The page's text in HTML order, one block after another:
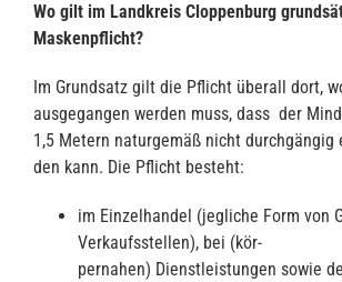
Wo gilt im Landkreis Cloppenburg
Maskenpflicht?
Im Grundsatz gilt die Pflicht überall dort,
ausgegangen werden muss, dass der
1,5 Metern naturgemäß nicht durchgängig
den kann. Die Pflicht besteht:
im Einzelhandel (jegliche Form von
Verkaufsstellen), bei (kör-
pernahen) Dienstleistungen sowie